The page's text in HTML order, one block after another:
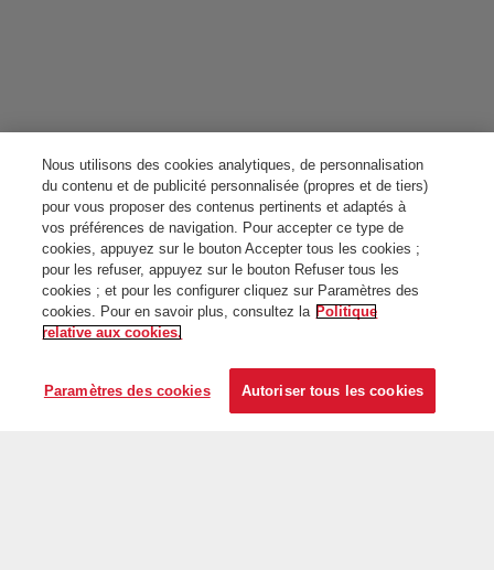
Nous utilisons des cookies analytiques, de personnalisation
du contenu et de publicité personnalisée (propres et de tiers)
pour vous proposer des contenus pertinents et adaptés à
vos préférences de navigation. Pour accepter ce type de
cookies, appuyez sur le bouton Accepter tous les cookies ;
pour les refuser, appuyez sur le bouton Refuser tous les
cookies ; et pour les configurer cliquez sur Paramètres des
cookies. Pour en savoir plus, consultez la Politique
relative aux cookies.
Paramètres des cookies Autoriser tous les cookies